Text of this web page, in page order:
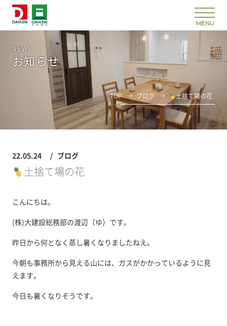
NEWS
お知らせ
TOP ブログ 土捨て場の花
22.05.24 ブログ
土捨て場の花
こんにちは。
(株)大建設総務部の渡辺（ゆ）です。
昨日から何となく蒸し暑くなりましたねえ。
今朝も事務所から見える山には、ガスがかかっているように見
えます。
今日も暑くなりそうです。